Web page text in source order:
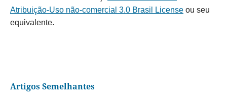
Atribuição-Uso não-comercial 3.0 Brasil Licenseou seu
equivalente.
Artigos Semelhantes